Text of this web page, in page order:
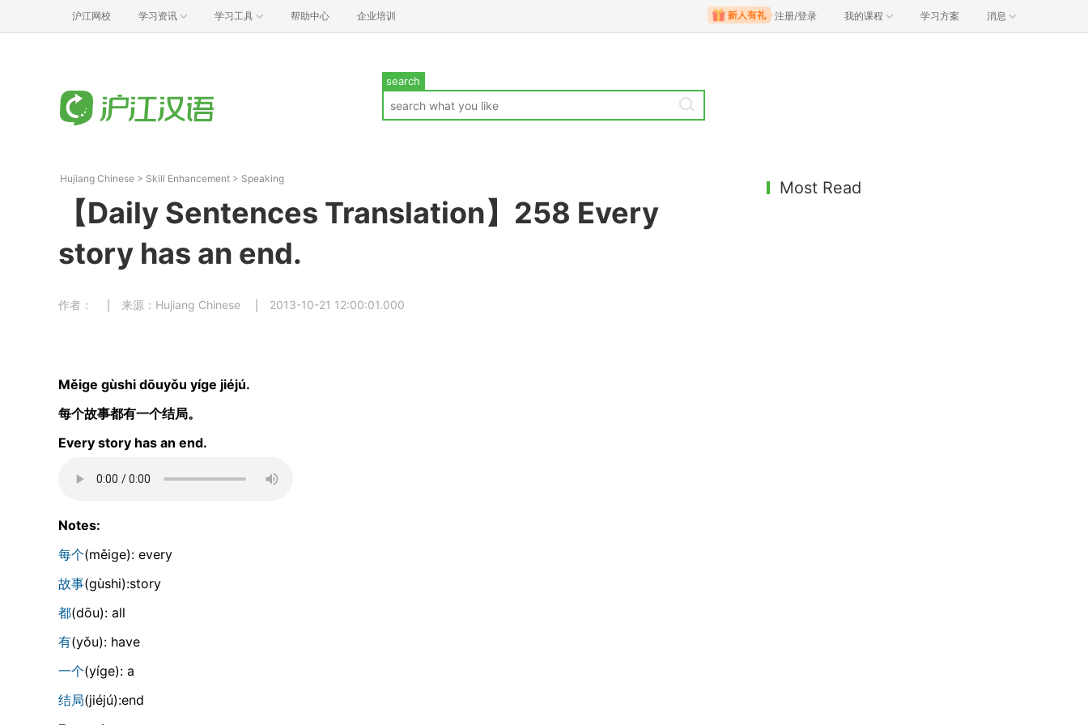
沪江网校 学习资讯 学习工具 帮助中心 企业培训 注册/登录 我的课程 学习方案 消息
search
Hujiang Chinese > Skill Enhancement > Speaking
【Daily Sentences Translation】258 Every
story has an end.
作者： 来源：Hujiang Chinese 2013-10-21 12:00:01.000
Měiɡe ɡùshi dōuyǒu yíɡe jiéjú.
每个故事都有一个结局。
Every story has an end.
Notes:
每个(měiɡe): every
故事(ɡùshi):story
都(dōu): all
有(yǒu): have
一个(yíɡe): a
结局(jiéjú):end
Most Read